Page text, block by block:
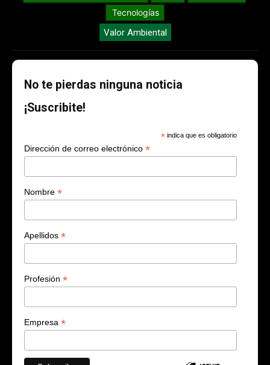
Tecnologías
Valor Ambiental
No te pierdas ninguna noticia
¡Suscribite!
* indica que es obligatorio
Dirección de correo electrónico *
Nombre *
Apellidos *
Profesión *
Empresa *